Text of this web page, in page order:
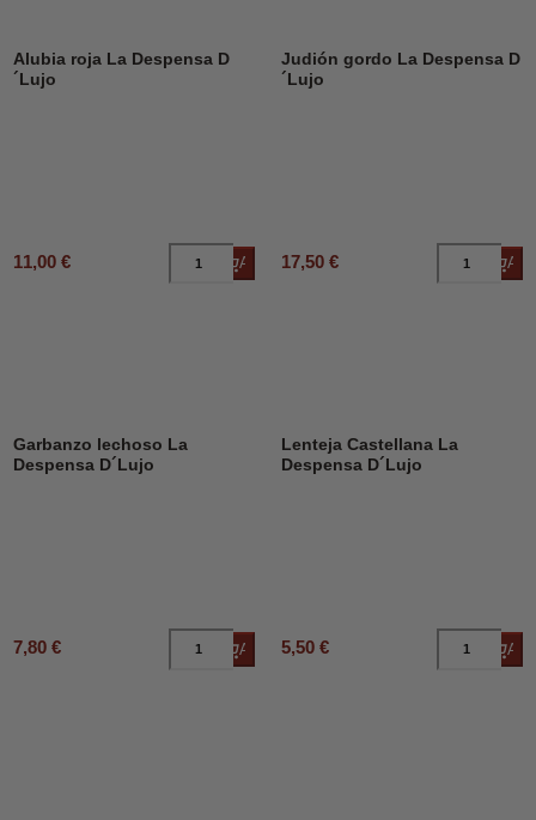
Alubia roja La Despensa D
´Lujo
11,00 € Añadir al carrito
Judión gordo La Despensa D
´Lujo
17,50 €
Garbanzo lechoso La
Despensa D´Lujo
7,80 € Añadir al carrito
Lenteja Castellana La
Despensa D´Lujo
5,50 €